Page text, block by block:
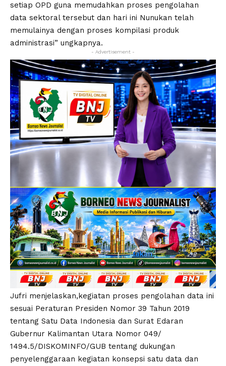
setiap OPD guna memudahkan proses pengolahan
data sektoral tersebut dan hari ini Nunukan telah
memulainya dengan proses kompilasi produk
administrasi” ungkapnya.
- Advertisement -
Jufri menjelaskan,kegiatan proses pengolahan data ini
sesuai Peraturan Presiden Nomor 39 Tahun 2019
tentang Satu Data Indonesia dan Surat Edaran
Gubernur Kalimantan Utara Nomor 049/
1494.5/DISKOMINFO/GUB tentang dukungan
penyelenggaraan kegiatan konsepsi satu data dan